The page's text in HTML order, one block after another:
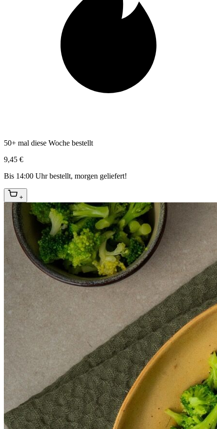
50+ mal diese Woche bestellt
9,45 €
Bis 14:00 Uhr bestellt, morgen geliefert!
+